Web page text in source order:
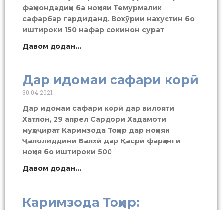
фаҳмондадиҳи ба ноҳияи Темурмалик
сафарбар гардиданд. Вохӯрии нахустин бо
иштироки 150 нафар сокинон сурат
Давом додан...
Дар идомаи сафари корӣ
30.04.2021
Дар идомаи сафари корӣ дар вилояти
Хатлон, 29 апрел Сардори Хадамоти
муҳоҷират Каримзода Тоҳир дар ноҳияи
Ҷалолиддини Балхӣ дар Қасри фарҳанги
ноҳия бо иштироки 500
Давом додан...
Каримзода Тоҳир: